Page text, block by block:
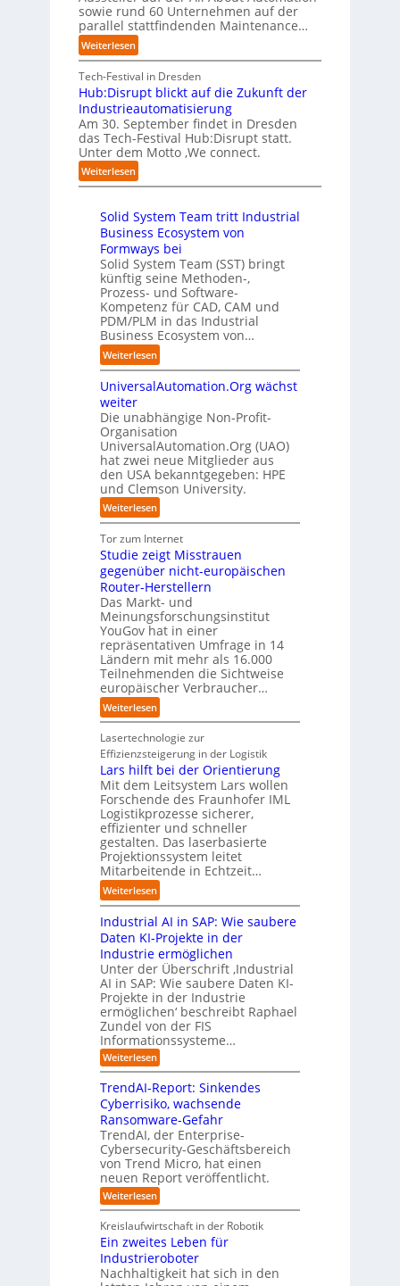
g
s
t
e
l
l
e
n
b
i
b
e
n
u
n
b
e
s
t
z
a
n
“
i
e
t
e
r
v
e
r
f
a
h
r
e
f
ü
r
d
e
n
G
i
g
a
f
a
c
t
o
r
y
-
A
u
s
b
a
u
f
a
n
S
h
w
a
b
z
u
m
C
-
C
E
O
e
h
m
e
n
w
o
l
l
e
n
R
h
e
n
z
e
n
t
r
e
n
i
n
D
e
u
t
s
c
h
l
a
n
d
sowie rund 60 Unternehmen auf der
parallel stattfindenden Maintenance…
Weiterlesen:
A
A
A
Z
ü
r
i
c
h
T
e
f
f
p
u
n
k
t
f
r
p
r
a
x
i
s
n
a
e
A
u
t
o
m
a
t
i
s
i
e
r
u
n
g
s
l
ö
s
u
n
g
e
n
Tech-Festival in Dresden
Hub:Disrupt blickt auf die Zukunft der
Industrieautomatisierung
Am 30. September findet in Dresden
das Tech-Festival Hub:Disrupt statt.
Unter dem Motto ‚We connect.
Weiterlesen:
H
b
:
D
i
s
r
u
p
t
b
l
i
c
k
t
a
u
f
d
i
e
Z
u
k
u
n
f
t
d
e
r
I
n
d
t
r
i
e
a
u
t
o
m
a
i
s
i
e
r
u
n
g
Solid System Team tritt Industrial
Business Ecosystem von
Formways bei
Solid System Team (SST) bringt
künftig seine Methoden-,
Prozess- und Software-
Kompetenz für CAD, CAM und
PDM/PLM in das Industrial
Business Ecosystem von…
Weiterlesen:
S
o
i
d
S
y
s
t
e
m
T
e
a
t
r
i
t
t
I
n
d
u
t
r
i
a
l
B
s
i
n
e
s
s
E
c
y
s
t
e
m
v
o
n
F
o
r
m
w
a
s
b
e
i
UniversalAutomation.Org wächst
weiter
Die unabhängige Non-Profit-
Organisation
UniversalAutomation.Org (UAO)
hat zwei neue Mitglieder aus
den USA bekanntgegeben: HPE
und Clemson University.
Weiterlesen:
U
n
i
v
e
r
s
a
l
A
u
t
o
m
a
t
i
o
n
.
O
g
w
ä
c
h
s
t
w
e
i
t
e
r
Tor zum Internet
Studie zeigt Misstrauen
gegenüber nicht-europäischen
Router-Herstellern
Das Markt- und
Meinungsforschungsinstitut
YouGov hat in einer
repräsentativen Umfrage in 14
Ländern mit mehr als 16.000
Teilnehmenden die Sichtweise
europäischer Verbraucher…
Weiterlesen:
S
t
u
d
i
e
z
e
i
g
t
M
i
s
s
r
a
u
e
n
g
e
g
e
n
ü
b
e
r
n
i
c
h
t
e
u
Lasertechnologie zur
Effizienzsteigerung in der Logistik
Lars hilft bei der Orientierung
Mit dem Leitsystem Lars wollen
Forschende des Fraunhofer IML
Logistikprozesse sicherer,
effizienter und schneller
gestalten. Das laserbasierte
Projektionssystem leitet
Mitarbeitende in Echtzeit…
Weiterlesen:
L
a
r
s
h
l
f
t
b
e
i
d
e
r
O
r
i
e
n
t
i
e
r
u
Industrial AI in SAP: Wie saubere
Daten KI-Projekte in der
Industrie ermöglichen
Unter der Überschrift ‚Industrial
AI in SAP: Wie saubere Daten KI-
Projekte in der Industrie
ermöglichen‘ beschreibt Raphael
Zundel von der FIS
Informationssysteme…
Weiterlesen:
I
n
d
u
s
t
r
i
a
l
A
I
n
S
A
P
:
TrendAI-Report: Sinkendes
Cyberrisiko, wachsende
Ransomware-Gefahr
TrendAI, der Enterprise-
Cybersecurity-Geschäftsbereich
von Trend Micro, hat einen
neuen Report veröffentlicht.
Weiterlesen:
T
e
n
d
A
I
Kreislaufwirtschaft in der Robotik
Ein zweites Leben für
Industrieroboter
Nachhaltigkeit hat sich in den